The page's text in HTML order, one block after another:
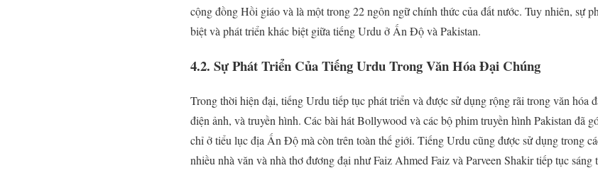
cộng đồng Hồi giáo và là một trong 22 ngôn ngữ chính thức của đất nước. Tuy nhiên, sự
biệt và phát triển khác biệt giữa tiếng Urdu ở Ấn Độ và Pakistan.
4.2. Sự Phát Triển Của Tiếng Urdu Trong Văn Hóa Đại Chúng
Trong thời hiện đại, tiếng Urdu tiếp tục phát triển và được sử dụng rộng rãi trong văn hóa
điện ảnh, và truyền hình. Các bài hát Bollywood và các bộ phim truyền hình Pakistan đã
chỉ ở tiểu lục địa Ấn Độ mà còn trên toàn thế giới. Tiếng Urdu cũng được sử dụng trong
nhiều nhà văn và nhà thơ đương đại như Faiz Ahmed Faiz và Parveen Shakir tiếp tục sáng